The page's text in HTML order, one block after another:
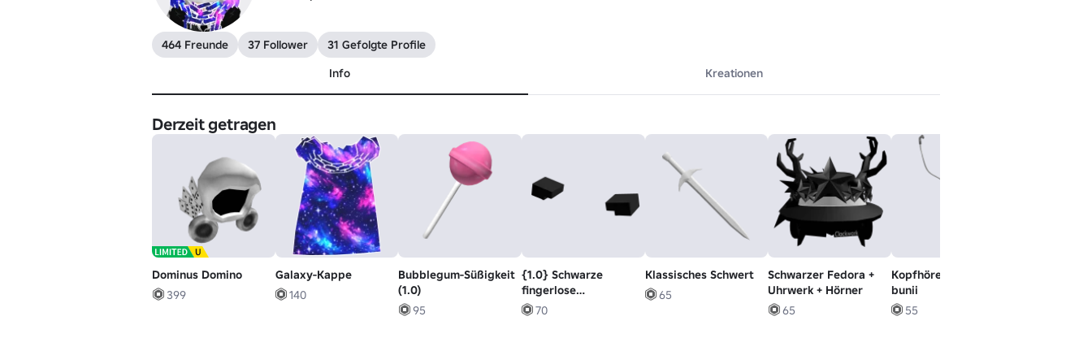
464 Freunde 37 Follower
31 Gefolgte Profile
Info
Kreationen
Derzeit getragen
Dominus Domino
399
Galaxy-Kappe
140
Bubblegum-Süßigkeit
(1.0)
95
{1.0} Schwarze
fingerlose
Handschuhe
70
Klassisches Schwert
65
Schwarzer Fedora +
Uhrwerk + Hörner
65
Kopfhörer + ipod
bunii
55